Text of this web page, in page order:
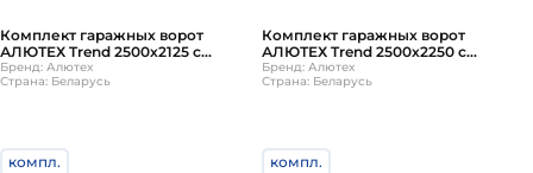
Комплект гаражных ворот
АЛЮТЕХ Trend 2500х2125 с
ручным управлением
Бренд: Алютех
Страна: Беларусь
компл.
Комплект гаражных ворот
АЛЮТЕХ Trend 2500х2250 с
ручным управлением
Бренд: Алютех
Страна: Беларусь
компл.